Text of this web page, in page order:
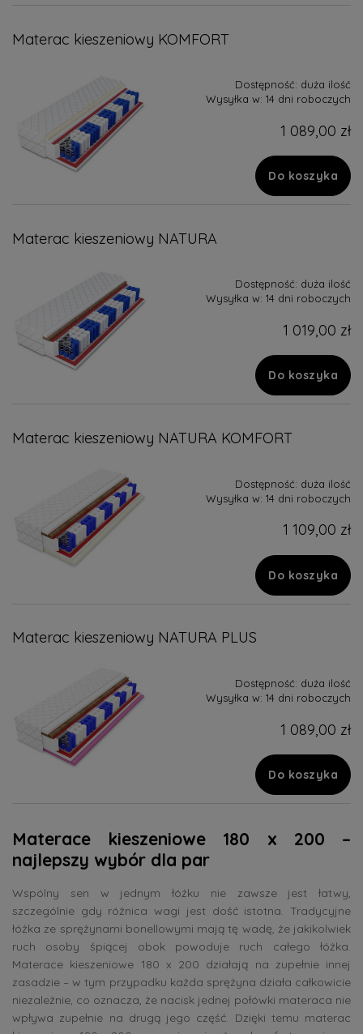
Materac kieszeniowy KOMFORT
Dostępność: duża ilość
Wysyłka w: 14 dni roboczych
1 089,00 zł
Do koszyka
Materac kieszeniowy NATURA
Dostępność: duża ilość
Wysyłka w: 14 dni roboczych
1 019,00 zł
Do koszyka
Materac kieszeniowy NATURA KOMFORT
Dostępność: duża ilość
Wysyłka w: 14 dni roboczych
1 109,00 zł
Do koszyka
Materac kieszeniowy NATURA PLUS
Dostępność: duża ilość
Wysyłka w: 14 dni roboczych
1 089,00 zł
Do koszyka
Materace kieszeniowe 180 x 200 –
najlepszy wybór dla par
Wspólny sen w jednym łóżku nie zawsze jest łatwy,
szczególnie gdy różnica wagi jest dość istotna. Tradycyjne
łóżka ze sprężynami bonellowymi mają tę wadę, że jakikolwiek
ruch osoby śpiącej obok powoduje ruch całego łóżka.
Materace kieszeniowe 180 x 200 działają na zupełnie innej
zasadzie – w tym przypadku każda sprężyna działa całkowicie
niezależnie, co oznacza, że nacisk jednej połówki materaca nie
wpływa zupełnie na drugą jego część. Dzięki temu materac